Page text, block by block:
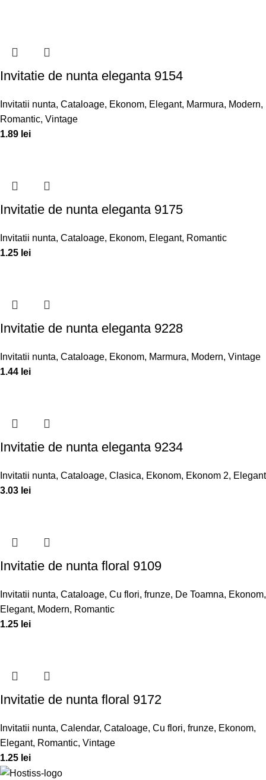
Invitatie de nunta eleganta 9154
Invitatii nunta, Cataloage, Ekonom, Elegant, Marmura, Modern,
Romantic, Vintage
1.89 lei
Invitatie de nunta eleganta 9175
Invitatii nunta, Cataloage, Ekonom, Elegant, Romantic
1.25 lei
Invitatie de nunta eleganta 9228
Invitatii nunta, Cataloage, Ekonom, Marmura, Modern, Vintage
1.44 lei
Invitatie de nunta eleganta 9234
Invitatii nunta, Cataloage, Clasica, Ekonom, Ekonom 2, Elegant
3.03 lei
Invitatie de nunta floral 9109
Invitatii nunta, Cataloage, Cu flori, frunze, De Toamna, Ekonom,
Elegant, Modern, Romantic
1.25 lei
Invitatie de nunta floral 9172
Invitatii nunta, Calendar, Cataloage, Cu flori, frunze, Ekonom,
Elegant, Romantic, Vintage
1.25 lei